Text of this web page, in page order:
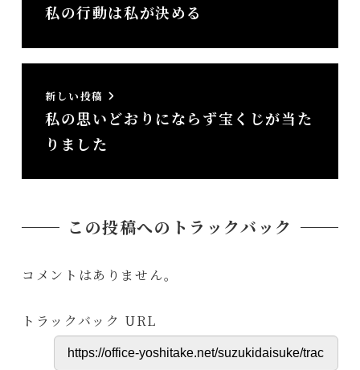
私の行動は私が決める
新しい投稿
私の思いどおりにならず宝くじが当た
りました
この投稿へのトラックバック
コメントはありません。
トラックバック URL